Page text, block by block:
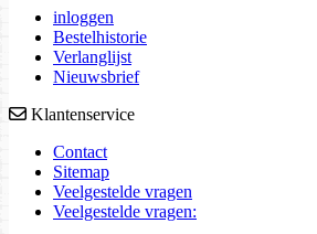
inloggen
Bestelhistorie
Verlanglijst
Nieuwsbrief
Klantenservice
Contact
Sitemap
Veelgestelde vragen
Veelgestelde vragen: